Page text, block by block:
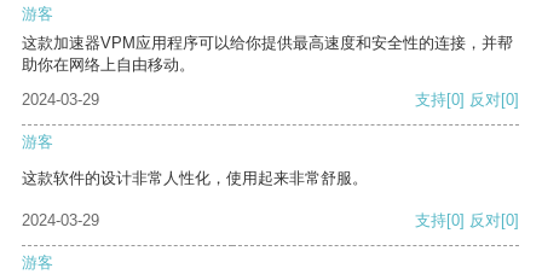
游客
这款加速器VPM应用程序可以给你提供最高速度和安全性的连接，并帮
助你在网络上自由移动。
2024-03-29
支持[0] 反对[0]
游客
这款软件的设计非常人性化，使用起来非常舒服。
2024-03-29 支持[0] 反对[0]
游客